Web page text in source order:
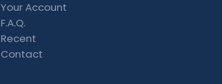
Your Account
F.A.Q.
Recent
Contact